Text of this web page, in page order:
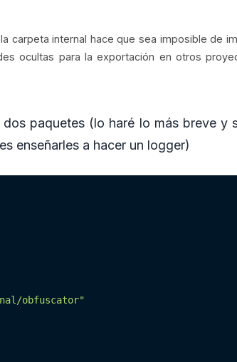
carpeta internal hace que sea imposible de
ocultas para la exportación en otros
paquetes (lo haré lo más breve y
enseñarles a hacer un logger)
obfuscator"